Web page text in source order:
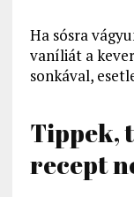
Ha sósra
vaníliát a
sonkával,
Tippek,
recept